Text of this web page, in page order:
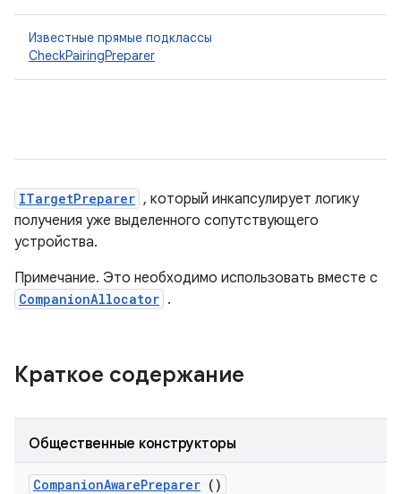
Известные прямые подклассы
CheckPairingPreparer
ITargetPreparer , который инкапсулирует логику
получения уже выделенного сопутствующего
устройства.
Примечание. Это необходимо использовать вместе с
CompanionAllocator .
Краткое содержание
Общественные конструкторы
CompanionAwarePreparer ()